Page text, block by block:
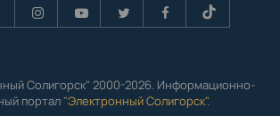
Солигорск" 2000-2026. Информационно-
портал "Электронный Солигорск".